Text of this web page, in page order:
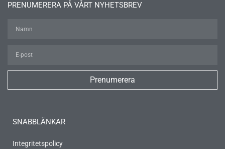
SNABBLÄNKAR
Integritetspolicy
PRENUMERERA PÅ VÅRT NYHETSBREV
Prenumerera